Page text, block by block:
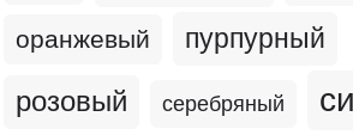
оранжевый пурпурный
розовый серебряный